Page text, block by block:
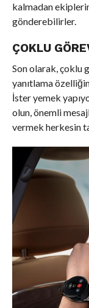
kalmadan
gönderebilirler.
ÇOKLU
Son olarak, çoklu
yanıtlama
İster yemek
olun, önemli
vermek herkesin